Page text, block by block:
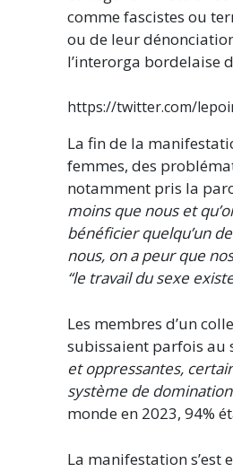
comme fascistes ou
ou de leur
l’interorga bordelaise
https://twitter.com/
La fin de la
femmes, des
notamment pris la
moins que nous et
bénéficier quelqu’un
nous, on a peur que
“le travail du sexe
Les membres d’un
subissaient parfois au
et oppressantes,
système de
monde en 2023, 94%
La manifestation